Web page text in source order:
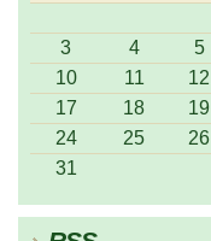
3
4 5
10
11 12
17
18 19
24
25 26
31